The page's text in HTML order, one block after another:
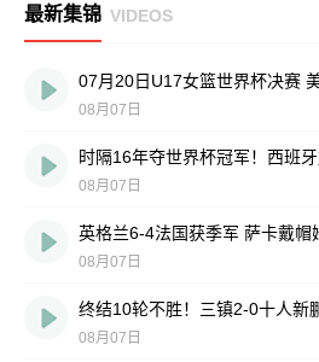
最新集锦 VIDEOS
08月07日
08月07日
08月07日
08月07日